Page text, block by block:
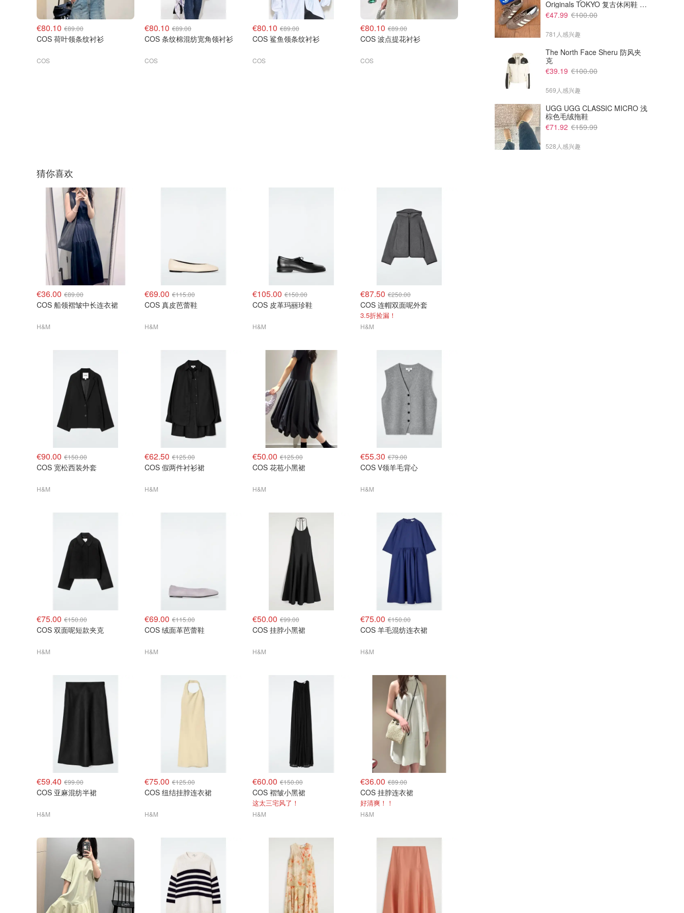
€80.10 €89.00
COS 荷叶领条纹衬衫
COS
€80.10 €89.00
COS 条纹棉混纺宽角领衬衫
COS
€80.10 €89.00
COS 鲨鱼领条纹衬衫
COS
€80.10 €89.00
COS 波点提花衬衫
COS
€89.00
COS 短袖衬衫裙 COS 条纹口袋衬衫
猜你喜欢
€36.00 €89.00
COS 船领褶皱中长连衣裙
H&M
€69.00 €115.00
COS 真皮芭蕾鞋
H&M
€105.00 €150.00
COS 皮革玛丽珍鞋
H&M
€87.50 €250.00
COS 连帽双面呢外套
3.5折捡漏！
H&M
€90.00 €150.00
COS 宽松西装外套
H&M
€62.50 €125.00
COS 假两件衬衫裙
H&M
€50.00 €125.00
COS 花苞小黑裙
H&M
€55.30 €79.00
COS V领羊毛背心
H&M
€75.00 €150.00
COS 双面呢短款夹克
H&M
€69.00 €115.00
COS 绒面革芭蕾鞋
H&M
€50.00 €99.00
COS 挂脖小黑裙
H&M
€75.00 €150.00
COS 羊毛混纺连衣裙
H&M
€59.40 €99.00
COS 亚麻混纺半裙
H&M
€75.00 €125.00
COS 纽结挂脖连衣裙
H&M
€60.00 €150.00
COS 褶皱小黑裙
这太三宅风了！
H&M
€36.00 €89.00
COS 挂脖连衣裙
好清爽！！
H&M
Originals TOKYO 复古休闲鞋 深
棕色
€47.99 €100.00
781人感兴趣
The North Face Sheru 防风夹
克
€39.19 €100.00
569人感兴趣
UGG UGG CLASSIC MICRO 浅
棕色毛绒拖鞋
€71.92 €159.99
528人感兴趣